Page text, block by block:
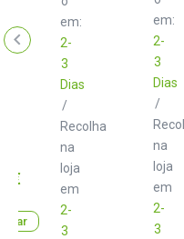
€
em:
2-
3
Dias
/
Recolha
na
loja
em
2-
3
em:
2-
3
Dias
/
na
loja
em
2-
3